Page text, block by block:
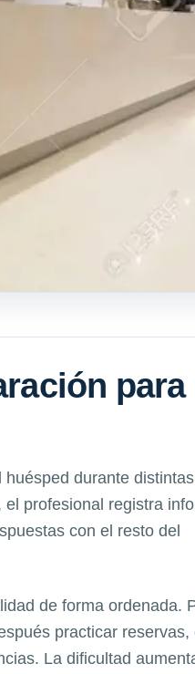
durante
profesional registra
con el resto del
de forma ordenada.
practicar reservas,
La dificultad